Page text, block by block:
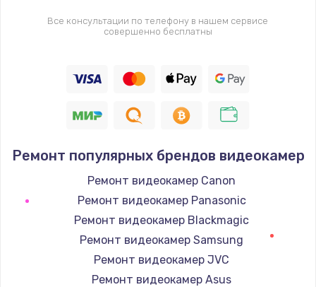
Заказать
Модернизация
1830 руб.
Заказать
Устранение ошибок
Ремонт электроплаты
1400 руб.
Все консультации по телефону в нашем сервисе
совершенно бесплатны
Ремонт популярных брендов видеокамер
Ремонт видеокамер Canon
Ремонт видеокамер Panasonic
Ремонт видеокамер Blackmagic
Ремонт видеокамер Samsung
Ремонт видеокамер JVC
Ремонт видеокамер Asus